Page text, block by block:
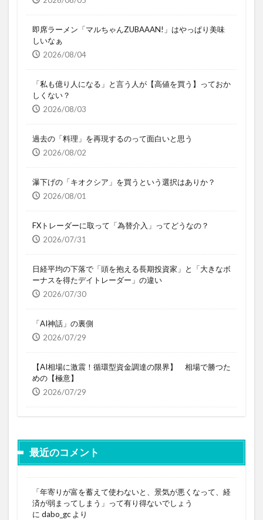
即席ラーメン「マルちゃんZUBAAAN!」はやっぱり美味
しいなぁ
2026/08/04
「私も億り人になる」と言う人が【高値を買う】っておか
しくない？
2026/08/03
過去の「料理」を再現するのって面白いと思う
2026/08/02
瀑下げの「キオクシア」を買うという選択はありか？
2026/08/01
FXトレーダーに取って「為替介入」ってどうなの？
2026/07/31
日経平均の下落で「頭を抱える長期投資家」と「大きなボ
ーナスを得たデイトレーダー」の違い
2026/07/30
「AI神話」の裏側
2026/07/29
【AI相場に激震！循環型資金調達の限界】 相場で勝つた
めの【極意】
2026/07/29
最近のコメント
「年寄りが富を蓄えて使わないと、景気が悪くなって、経
済が弱まってしまう」って有り得ないでしょう
に dabo_gc より